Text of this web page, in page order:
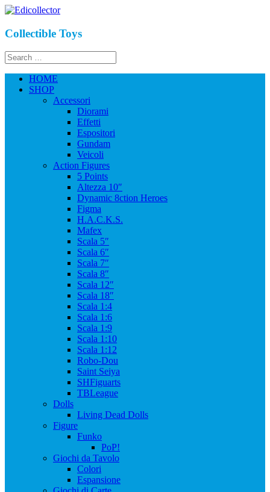
Collectible Toys
HOME
SHOP
Accessori
Diorami
Effetti
Espositori
Gundam
Veicoli
Action Figures
5 Points
Altezza 10″
Dynamic 8ction Heroes
Figma
H.A.C.K.S.
Mafex
Scala 5″
Scala 6″
Scala 7″
Scala 8″
Scala 12″
Scala 18″
Scala 1:4
Scala 1:6
Scala 1:9
Scala 1:10
Scala 1:12
Robo-Dou
Saint Seiya
SHFiguarts
TBLeague
Dolls
Living Dead Dolls
Figure
Funko
PoP!
Giochi da Tavolo
Colori
Espansione